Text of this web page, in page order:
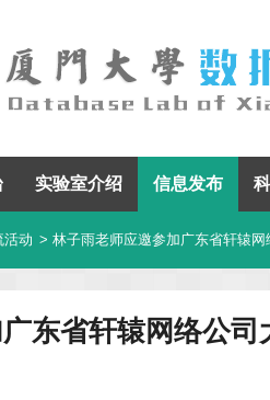
实验室介绍 信息发布
活动 > 林子雨老师应邀参加广东省轩辕
东省轩辕网络公